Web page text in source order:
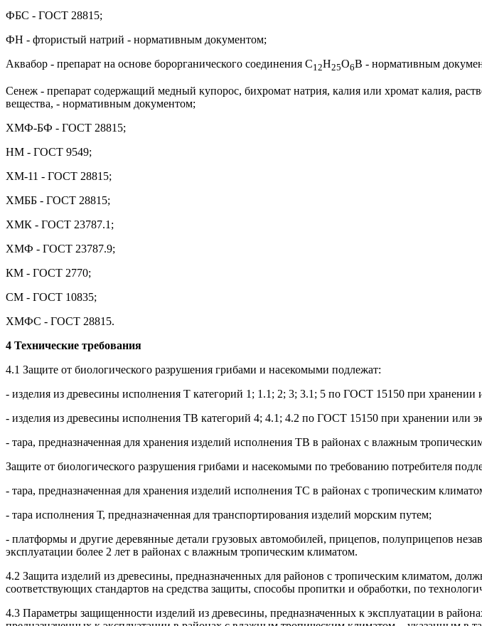
ФБС - ГОСТ 28815;
ФН - фтористый натрий - нормативным документом;
Аквабор - препарат на основе борорганического соединения С12Н25O6В - нормативным
Сенеж - препарат содержащий медный купорос, бихромат натрия, калия или хромат калия,
вещества, - нормативным документом;
ХМФ-БФ - ГОСТ 28815;
НМ - ГОСТ 9549;
ХМ-11 - ГОСТ 28815;
ХМББ - ГОСТ 28815;
ХМК - ГОСТ 23787.1;
ХМФ - ГОСТ 23787.9;
КМ - ГОСТ 2770;
СМ - ГОСТ 10835;
ХМФС - ГОСТ 28815.
4 Технические требования
4.1 Защите от биологического разрушения грибами и насекомыми подлежат:
- изделия из древесины исполнения Т категорий 1; 1.1; 2; 3; 3.1; 5 по ГОСТ 15150 при хранении
- изделия из древесины исполнения ТВ категорий 4; 4.1; 4.2 по ГОСТ 15150 при хранении или
- тара, предназначенная для хранения изделий исполнения ТВ в районах с влажным
Защите от биологического разрушения грибами и насекомыми по требованию потребителя
- тара, предназначенная для хранения изделий исполнения ТС в районах с тропическим
- тара исполнения Т, предназначенная для транспортирования изделий морским путем;
- платформы и другие деревянные детали грузовых автомобилей, прицепов, полуприцепов
эксплуатации более 2 лет в районах с влажным тропическим климатом.
4.2 Защита изделий из древесины, предназначенных для районов с тропическим климатом,
соответствующих стандартов на средства защиты, способы пропитки и обработки, по
4.3 Параметры защищенности изделий из древесины, предназначенных к эксплуатации в